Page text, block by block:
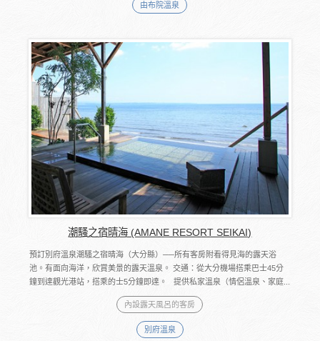
由布院溫泉
潮騷之宿晴海 (AMANE RESORT SEIKAI)
預訂別府溫泉潮騷之宿晴海（大分縣）──所有客房附看得見海的露天浴
池。有面向海洋，欣賞美景的露天溫泉。 交通：從大分機場搭乘巴士45分
鐘到達觀光港站，搭乘的士5分鐘即達。 提供私家溫泉（情侶溫泉、家庭...
內設露天風呂的客房
別府溫泉